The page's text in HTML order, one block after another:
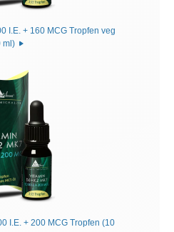
I.E. + 160 MCG Tropfen veg
ml)
I.E. + 200 MCG Tropfen (10